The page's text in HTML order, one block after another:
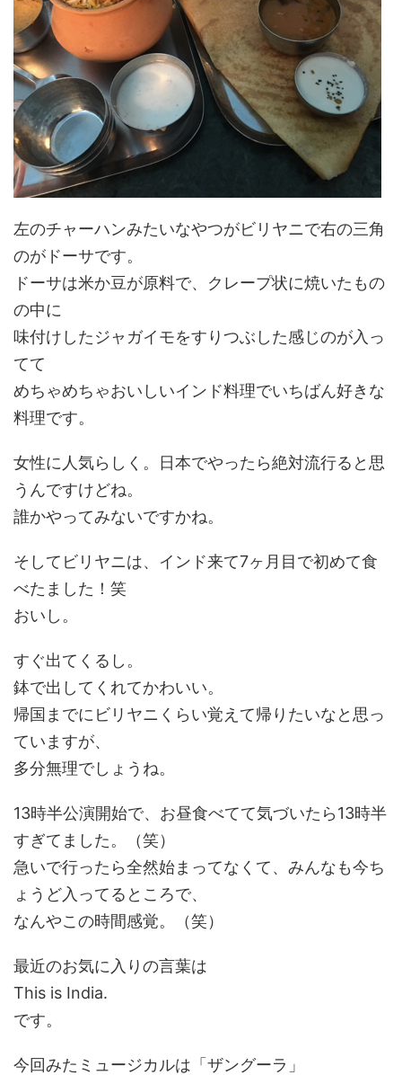
左のチャーハンみたいなやつがビリヤニで右の三角
のがドーサです。
ドーサは米か豆が原料で、クレープ状に焼いたもの
の中に
味付けしたジャガイモをすりつぶした感じのが入っ
てて
めちゃめちゃおいしいインド料理でいちばん好きな
料理です。
女性に人気らしく。日本でやったら絶対流行ると思
うんですけどね。
誰かやってみないですかね。
そしてビリヤニは、インド来て7ヶ月目で初めて食
べたました！笑
おいし。
すぐ出てくるし。
鉢で出してくれてかわいい。
帰国までにビリヤニくらい覚えて帰りたいなと思っ
ていますが、
多分無理でしょうね。
13時半公演開始で、お昼食べてて気づいたら13時半
すぎてました。（笑）
急いで行ったら全然始まってなくて、みんなも今ち
ょうど入ってるところで、
なんやこの時間感覚。（笑）
最近のお気に入りの言葉は
This is India.
です。
今回みたミュージカルは「ザングーラ」